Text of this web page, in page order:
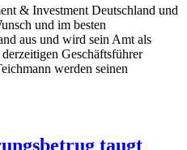
& Investment Deutschland und
und im besten
aus und wird sein Amt als
Geschäftsführer
werden seinen
taugt